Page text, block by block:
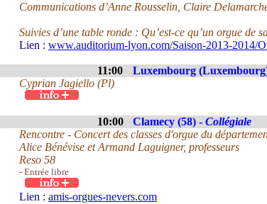
Communications d’Anne Rousselin, Claire
Suivies d’une table ronde : Qu’est-ce qu’un orgue de
Lien : www.auditorium-lyon.com/Saison-2013-2014/
11:00 Luxembourg
Cyprian Jagiello (Pl)
10:00 Clamecy (58) - Collégiale
Rencontre - Concert des classes d'orgue du
Alice Bénévise et Armand Laguigner, professeurs
Reso 58
- Entrée libre
Lien : amis-orgues-nevers.com